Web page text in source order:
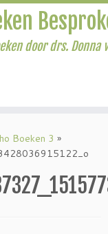
door drs. Donna
Boeken 3 »